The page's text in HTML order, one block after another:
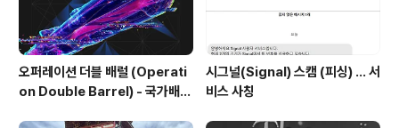
오퍼레이션 더블 배럴 (Operati
on Double Barrel) - 국가배후
시그널(Signal) 스캠 (피싱) ... 서
비스 사칭